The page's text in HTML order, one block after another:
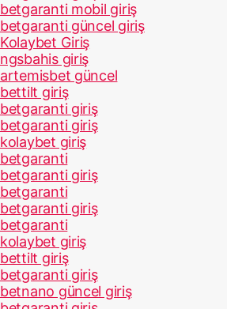
betgaranti mobil giriş
betgaranti güncel giriş
Kolaybet Giriş
ngsbahis giriş
artemisbet güncel
bettilt giriş
betgaranti giriş
betgaranti giriş
kolaybet giriş
betgaranti
betgaranti giriş
betgaranti
betgaranti giriş
betgaranti
kolaybet giriş
bettilt giriş
betgaranti giriş
betnano güncel giriş